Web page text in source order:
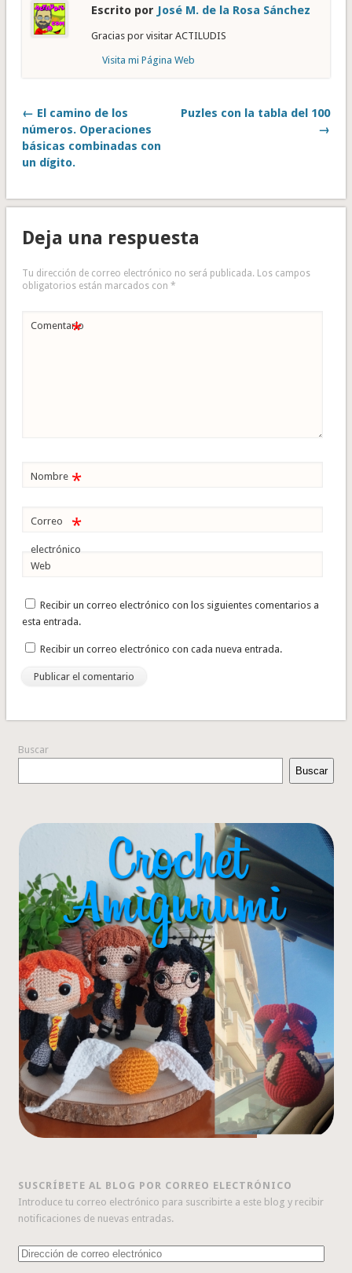
Escrito por José M. de la Rosa Sánchez
Gracias por visitar ACTILUDIS
Visita mi Página Web
← El camino de los
números. Operaciones
básicas combinadas con
un dígito.
Puzles con la tabla del 100
→
Deja una respuesta
Tu dirección de correo electrónico no será publicada. Los campos
obligatorios están marcados con *
Comentario
*
Nombre *
Correo
electrónico
*
Web
Recibir un correo electrónico con los siguientes comentarios a
esta entrada.
Recibir un correo electrónico con cada nueva entrada.
Buscar
Buscar
SUSCRÍBETE AL BLOG POR CORREO ELECTRÓNICO
Introduce tu correo electrónico para suscribirte a este blog y recibir
notificaciones de nuevas entradas.
Dirección